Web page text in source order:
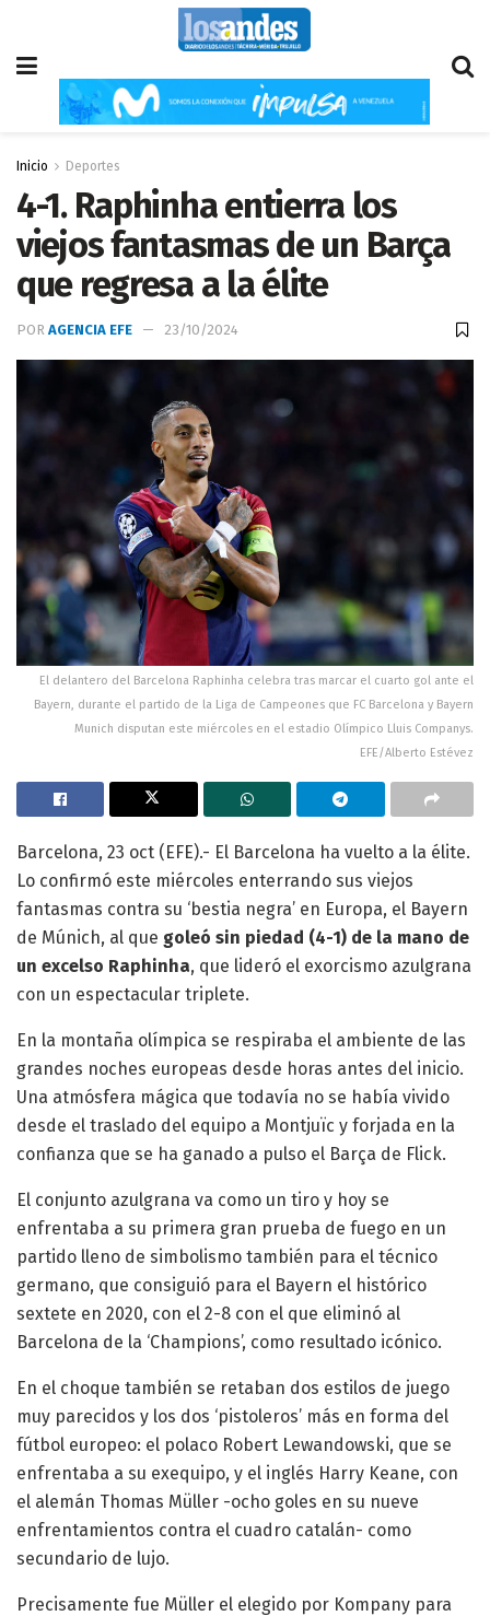
Inicio Deportes
4-1. Raphinha entierra los
viejos fantasmas de un Barça
que regresa a la élite
POR AGENCIA EFE 23/10/2024
El delantero del Barcelona Raphinha celebra tras marcar el cuarto gol ante el
Bayern, durante el partido de la Liga de Campeones que FC Barcelona y Bayern
Munich disputan este miércoles en el estadio Olímpico Lluis Companys.
EFE/Alberto Estévez
Barcelona, 23 oct (EFE).- El Barcelona ha vuelto a la élite.
Lo confirmó este miércoles enterrando sus viejos
fantasmas contra su ‘bestia negra’ en Europa, el Bayern
de Múnich, al que goleó sin piedad (4-1) de la mano de
un excelso Raphinha, que lideró el exorcismo azulgrana
con un espectacular triplete.
En la montaña olímpica se respiraba el ambiente de las
grandes noches europeas desde horas antes del inicio.
Una atmósfera mágica que todavía no se había vivido
desde el traslado del equipo a Montjuïc y forjada en la
confianza que se ha ganado a pulso el Barça de Flick.
El conjunto azulgrana va como un tiro y hoy se
enfrentaba a su primera gran prueba de fuego en un
partido lleno de simbolismo también para el técnico
germano, que consiguió para el Bayern el histórico
sextete en 2020, con el 2-8 con el que eliminó al
Barcelona de la ‘Champions’, como resultado icónico.
En el choque también se retaban dos estilos de juego
muy parecidos y los dos ‘pistoleros’ más en forma del
fútbol europeo: el polaco Robert Lewandowski, que se
enfrentaba a su exequipo, y el inglés Harry Keane, con
el alemán Thomas Müller -ocho goles en su nueve
enfrentamientos contra el cuadro catalán- como
secundario de lujo.
Precisamente fue Müller el elegido por Kompany para